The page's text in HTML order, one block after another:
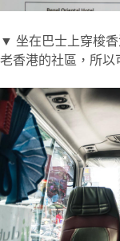
▼ 坐在巴士上穿梭
老香港的社區，所以